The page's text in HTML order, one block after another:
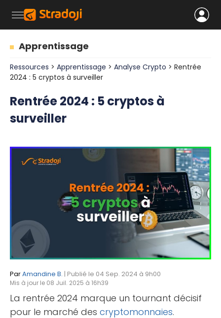
Apprentissage
Ressources > Apprentissage > Analyse Crypto > Rentrée
2024 : 5 cryptos à surveiller
Rentrée 2024 : 5 cryptos à
surveiller
ParAmandine B. | Publié le 04 Sep. 2024 à 9h00
Mis à jour le 08 Juil. 2025 à 16h39
La rentrée 2024 marque un tournant décisif
pour le marché des cryptomonnaies.